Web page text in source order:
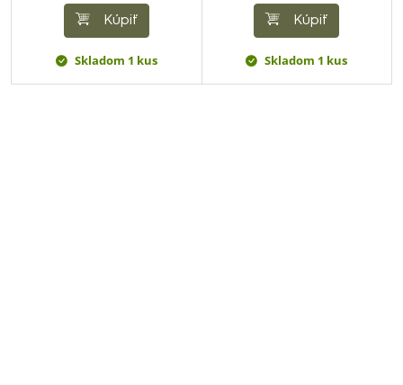
Kúpiť
Skladom 1 kus
Kúpiť
Skladom 1 kus